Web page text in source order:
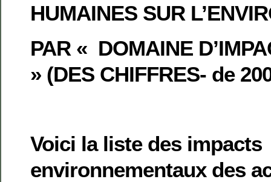
HUMAINES SUR
PAR « DOMAINE
» (DES CHIFFRES- de
Voici la liste des impacts
environnementaux des